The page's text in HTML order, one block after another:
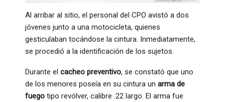
Al arribar al sitio, el personal del CPO avistó a dos
jóvenes junto a una motocicleta, quienes
gesticulaban tocándose la cintura. Inmediatamente,
se procedió a la identificación de los sujetos.
Durante el cacheo preventivo, se constató que uno
de los menores poseía en su cintura un arma de
fuego tipo revólver, calibre .22 largo. El arma fue